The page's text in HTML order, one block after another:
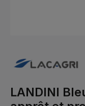
LANDINI